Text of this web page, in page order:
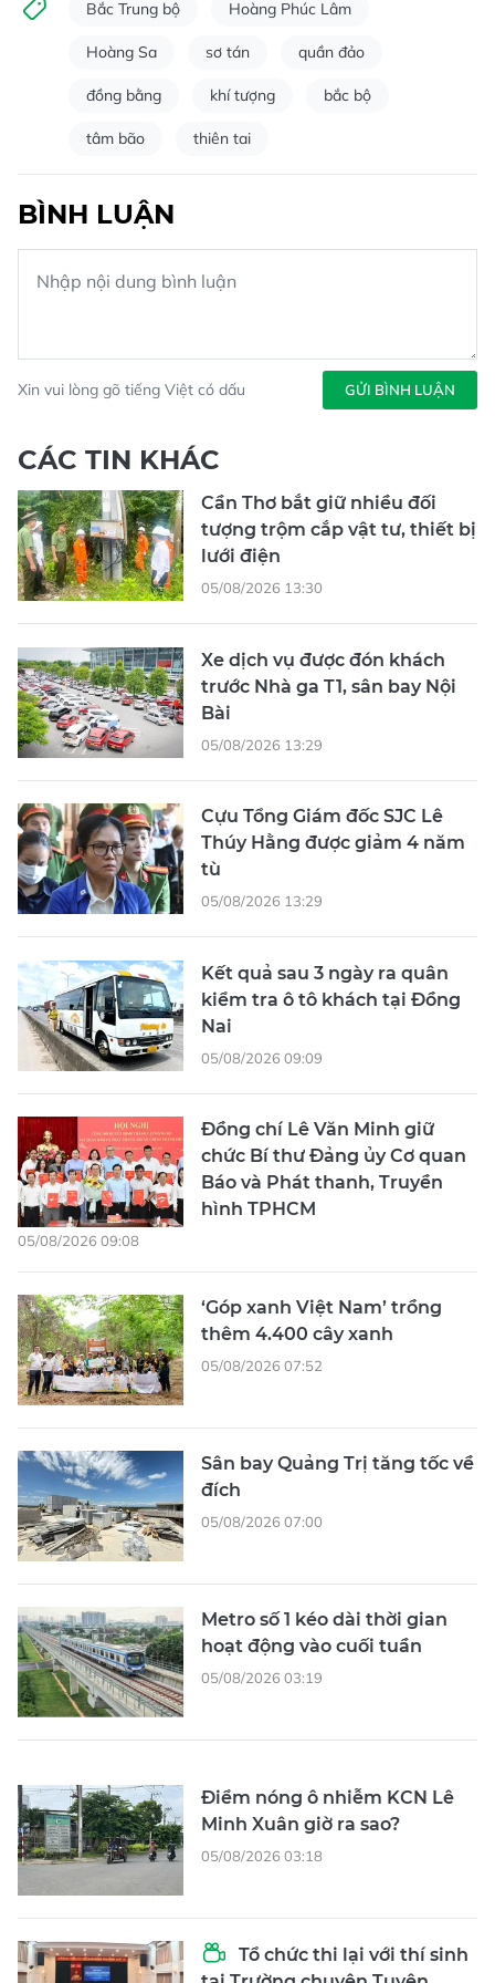
Bắc Trung bộ Hoàng Phúc Lâm
Hoàng Sa sơ tán quần đảo
đồng bằng khí tượng bắc bộ
tâm bão thiên tai
BÌNH LUẬN
Xin vui lòng gõ tiếng Việt có dấu GỬI BÌNH LUẬN
CÁC TIN KHÁC
Cần Thơ bắt giữ nhiều đối
tượng trộm cắp vật tư, thiết bị
lưới điện
05/08/2026 13:30
Xe dịch vụ được đón khách
trước Nhà ga T1, sân bay Nội
Bài
05/08/2026 13:29
Cựu Tổng Giám đốc SJC Lê
Thúy Hằng được giảm 4 năm
tù
05/08/2026 13:29
Kết quả sau 3 ngày ra quân
kiểm tra ô tô khách tại Đồng
Nai
05/08/2026 09:09
Đồng chí Lê Văn Minh giữ
chức Bí thư Đảng ủy Cơ quan
Báo và Phát thanh, Truyền
hình TPHCM
05/08/2026 09:08
‘Góp xanh Việt Nam’ trồng
thêm 4.400 cây xanh
05/08/2026 07:52
Sân bay Quảng Trị tăng tốc về
đích
05/08/2026 07:00
Metro số 1 kéo dài thời gian
hoạt động vào cuối tuần
05/08/2026 03:19
Điểm nóng ô nhiễm KCN Lê
Minh Xuân giờ ra sao?
05/08/2026 03:18
Tổ chức thi lại với thí sinh